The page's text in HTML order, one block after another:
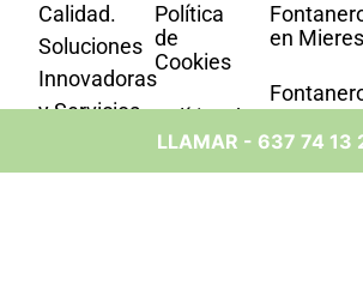
LLAMAR - 637 74 13
Calidad.
Soluciones
Innovadoras
y Servicios
en Cada
Política
de
Cookies
Política de
Accesibilidad
en Mieres
en